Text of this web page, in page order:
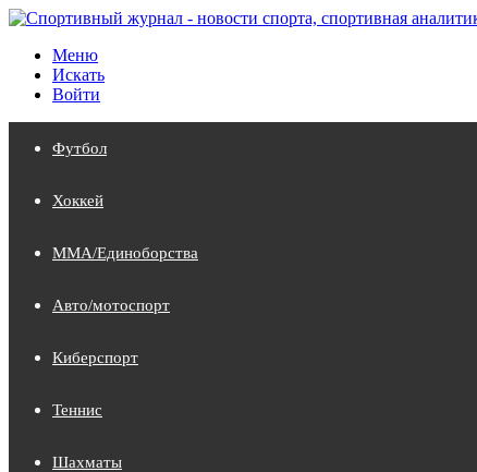
Меню
Искать
Войти
Футбол
Хоккей
MMA/Единоборства
Авто/мотоспорт
Киберспорт
Теннис
Шахматы